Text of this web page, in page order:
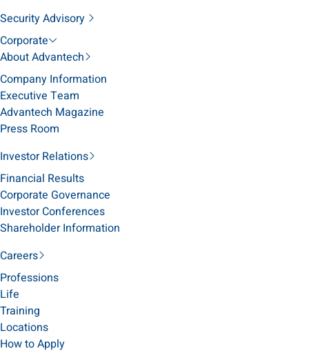
Security Advisory
Corporate
About Advantech
Company Information
Executive Team
Advantech Magazine
Press Room
Investor Relations
Financial Results
Corporate Governance
Investor Conferences
Shareholder Information
Careers
Professions
Life
Training
Locations
How to Apply